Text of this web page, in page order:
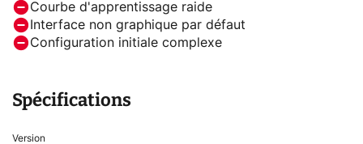
Courbe d'apprentissage raide
Interface non graphique par défaut
Configuration initiale complexe
Spécifications
Version